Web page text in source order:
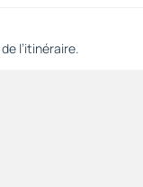
l’itinéraire.